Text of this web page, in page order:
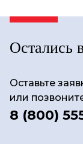
Остались
Оставьте
или
8 (800)